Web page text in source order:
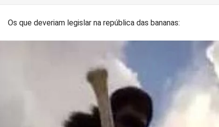
Os que deveriam legislar na república das bananas: